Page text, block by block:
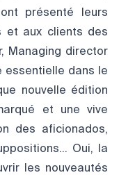
présenté leurs
et aux clients des
Managing director
essentielle dans le
nouvelle édition
et une vive
des aficionados,
Oui, la
les nouveautés